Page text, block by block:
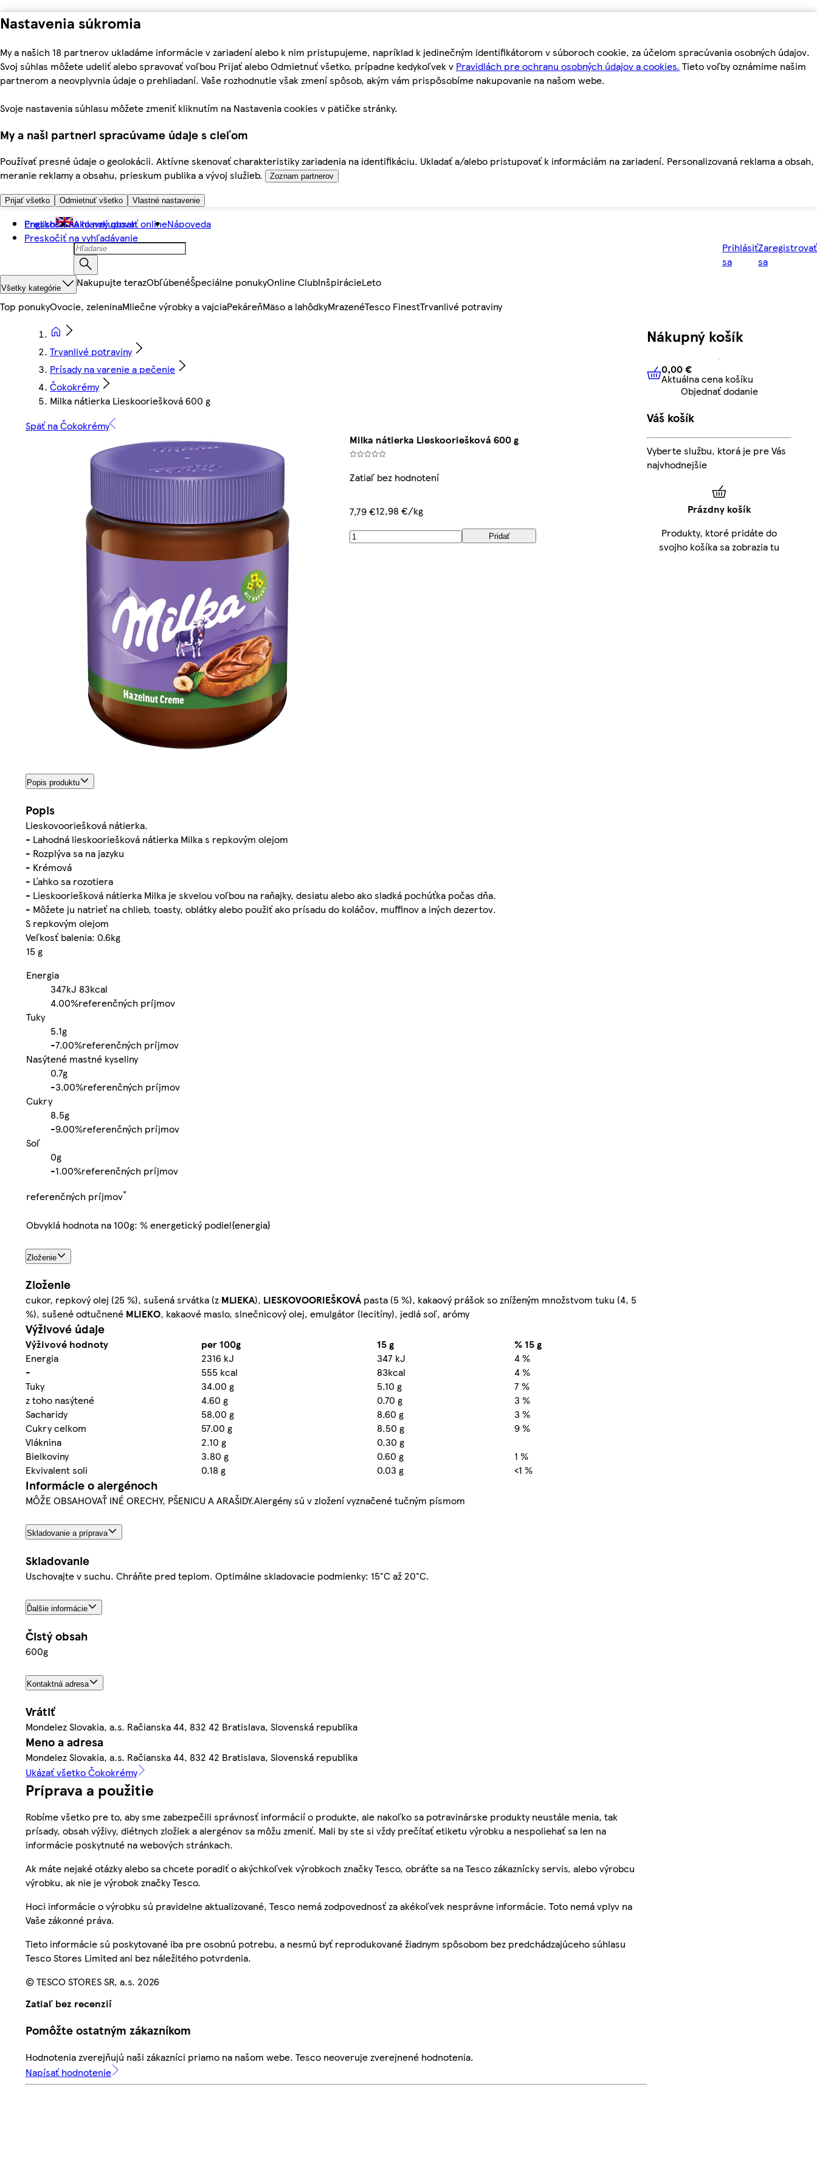
Nastavenia súkromia
My a našich 18 partnerov ukladáme informácie v zariadení alebo k nim pristupujeme, napríklad k jedinečným identifikátorom v súboroch cookie, za účelom spracúvania osobných údajov.
Svoj súhlas môžete udeliť alebo spravovať voľbou Prijať alebo Odmietnuť všetko, prípadne kedykoľvek v Pravidlách pre ochranu osobných údajov a cookies. Tieto voľby oznámime našim
partnerom a neovplyvnia údaje o prehliadaní. Vaše rozhodnutie však zmení spôsob, akým vám prispôsobíme nakupovanie na našom webe.
Svoje nastavenia súhlasu môžete zmeniť kliknutím na Nastavenia cookies v pätičke stránky.
My a naši partneri spracúvame údaje s cieľom
Používať presné údaje o geolokácii. Aktívne skenovať charakteristiky zariadenia na identifikáciu. Ukladať a/alebo pristupovať k informáciám na zariadení. Personalizovaná reklama a obsah,
meranie reklamy a obsahu, prieskum publika a vývoj služieb.
Zoznam partnerov
Prijať všetko Odmietnuť všetko Vlastné nastavenie
Preskočiť na hlavný obsah
Preskočiť na vyhľadávanie
English Ako nakupovať onlineNápoveda
Prihlásiť
sa
Zaregistrovať
sa
Všetky kategórie Nakupujte terazObľúbenéŠpeciálne ponukyOnline ClubInšpirácieLeto
Top ponukyOvocie, zeleninaMliečne výrobky a vajciaPekáreňMäso a lahôdkyMrazenéTesco FinestTrvanlivé potraviny
Trvanlivé potraviny
Prísady na varenie a pečenie
Čokokrémy
Milka nátierka Lieskooriešková 600 g
Späť na Čokokrémy
Milka nátierka Lieskooriešková 600 g
Zatiaľ bez hodnotení
7,79 €12,98 €/kg
Pridať
Popis produktu
Popis
Lieskovooriešková nátierka.
- Lahodná lieskooriešková nátierka Milka s repkovým olejom
- Rozplýva sa na jazyku
- Krémová
- Ľahko sa rozotiera
- Lieskooriešková nátierka Milka je skvelou voľbou na raňajky, desiatu alebo ako sladká pochúťka počas dňa.
- Môžete ju natrieť na chlieb, toasty, oblátky alebo použiť ako prísadu do koláčov, muffinov a iných dezertov.
S repkovým olejom
Veľkosť balenia: 0.6kg
15 g
Energia
347kJ 83kcal
4.00%referenčných príjmov
Tuky
5.1g
-7.00%referenčných príjmov
Nasýtené mastné kyseliny
0.7g
-3.00%referenčných príjmov
Cukry
8.5g
-9.00%referenčných príjmov
Soľ
0g
-1.00%referenčných príjmov
referenčných príjmov*
Obvyklá hodnota na 100g: % energetický podiel{energia}
Zloženie
Zloženie
cukor, repkový olej (25 %), sušená srvátka (z MLIEKA), LIESKOVOORIEŠKOVÁ pasta (5 %), kakaový prášok so zníženým množstvom tuku (4, 5
%), sušené odtučnené MLIEKO, kakaové maslo, slnečnicový olej, emulgátor (lecitíny), jedlá soľ, arómy
Výživové údaje
Výživové hodnoty per 100g 15 g
% 15 g
Energia
2316 kJ 347 kJ
4 %
-
555 kcal 83kcal
4 %
Tuky
34.00 g 5.10 g
7 %
z toho nasýtené
4.60 g 0.70 g
3 %
Sacharidy
58.00 g 8.60 g
3 %
Cukry celkom
57.00 g 8.50 g
9 %
Vláknina
2.10 g
0.30 g
Bielkoviny
3.80 g 0.60 g
1 %
Ekvivalent soli
0.18 g 0.03 g <1 %
Informácie o alergénoch
MÔŽE OBSAHOVAŤ INÉ ORECHY, PŠENICU A ARAŠIDY.Alergény sú v zložení vyznačené tučným písmom
Skladovanie a príprava
Skladovanie
Uschovajte v suchu. Chráňte pred teplom. Optimálne skladovacie podmienky: 15°C až 20°C.
Ďalšie informácie
Čistý obsah
600g
Kontaktná adresa
Vrátiť
Mondelez Slovakia, a.s. Račianska 44, 832 42 Bratislava, Slovenská republika
Meno a adresa
Mondelez Slovakia, a.s. Račianska 44, 832 42 Bratislava, Slovenská republika
Ukázať všetko Čokokrémy
Príprava a použitie
Robíme všetko pre to, aby sme zabezpečili správnosť informácií o produkte, ale nakoľko sa potravinárske produkty neustále menia, tak
prísady, obsah výživy, diétnych zložiek a alergénov sa môžu zmeniť. Mali by ste si vždy prečítať etiketu výrobku a nespoliehať sa len na
informácie poskytnuté na webových stránkach.
Ak máte nejaké otázky alebo sa chcete poradiť o akýchkoľvek výrobkoch značky Tesco, obráťte sa na Tesco zákaznícky servis, alebo výrobcu
výrobku, ak nie je výrobok značky Tesco.
Hoci informácie o výrobku sú pravidelne aktualizované, Tesco nemá zodpovednosť za akékoľvek nesprávne informácie. Toto nemá vplyv na
Vaše zákonné práva.
Tieto informácie sú poskytované iba pre osobnú potrebu, a nesmú byť reprodukované žiadnym spôsobom bez predchádzajúceho súhlasu
Tesco Stores Limited ani bez náležitého potvrdenia.
© TESCO STORES SR, a.s. 2026
Zatiaľ bez recenzií
Pomôžte ostatným zákazníkom
Hodnotenia zverejňujú naši zákazníci priamo na našom webe. Tesco neoveruje zverejnené hodnotenia.
Napísať hodnotenie
Nákupný košík
0,00 € Aktuálna cena košíku
0,00 €
Aktuálna cena košíku
Objednať dodanie
Váš košík
Vyberte službu, ktorá je pre Vás
najvhodnejšie
Prázdny košík
Produkty, ktoré pridáte do
svojho košíka sa zobrazia tu